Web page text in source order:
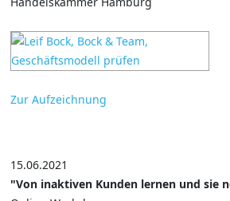
Zur Aufzeichnung
15.06.2021
"Von inaktiven Kunden lernen und sie